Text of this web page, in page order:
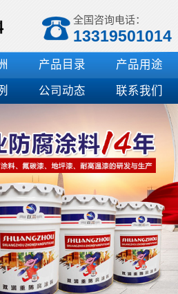
全国咨询电话：
13319501014
产品目录 产品用途
公司动态 联系我们